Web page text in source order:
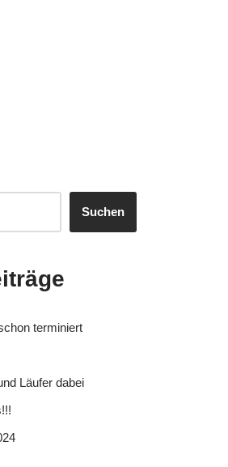
Suchen
terminiert
Läufer dabei